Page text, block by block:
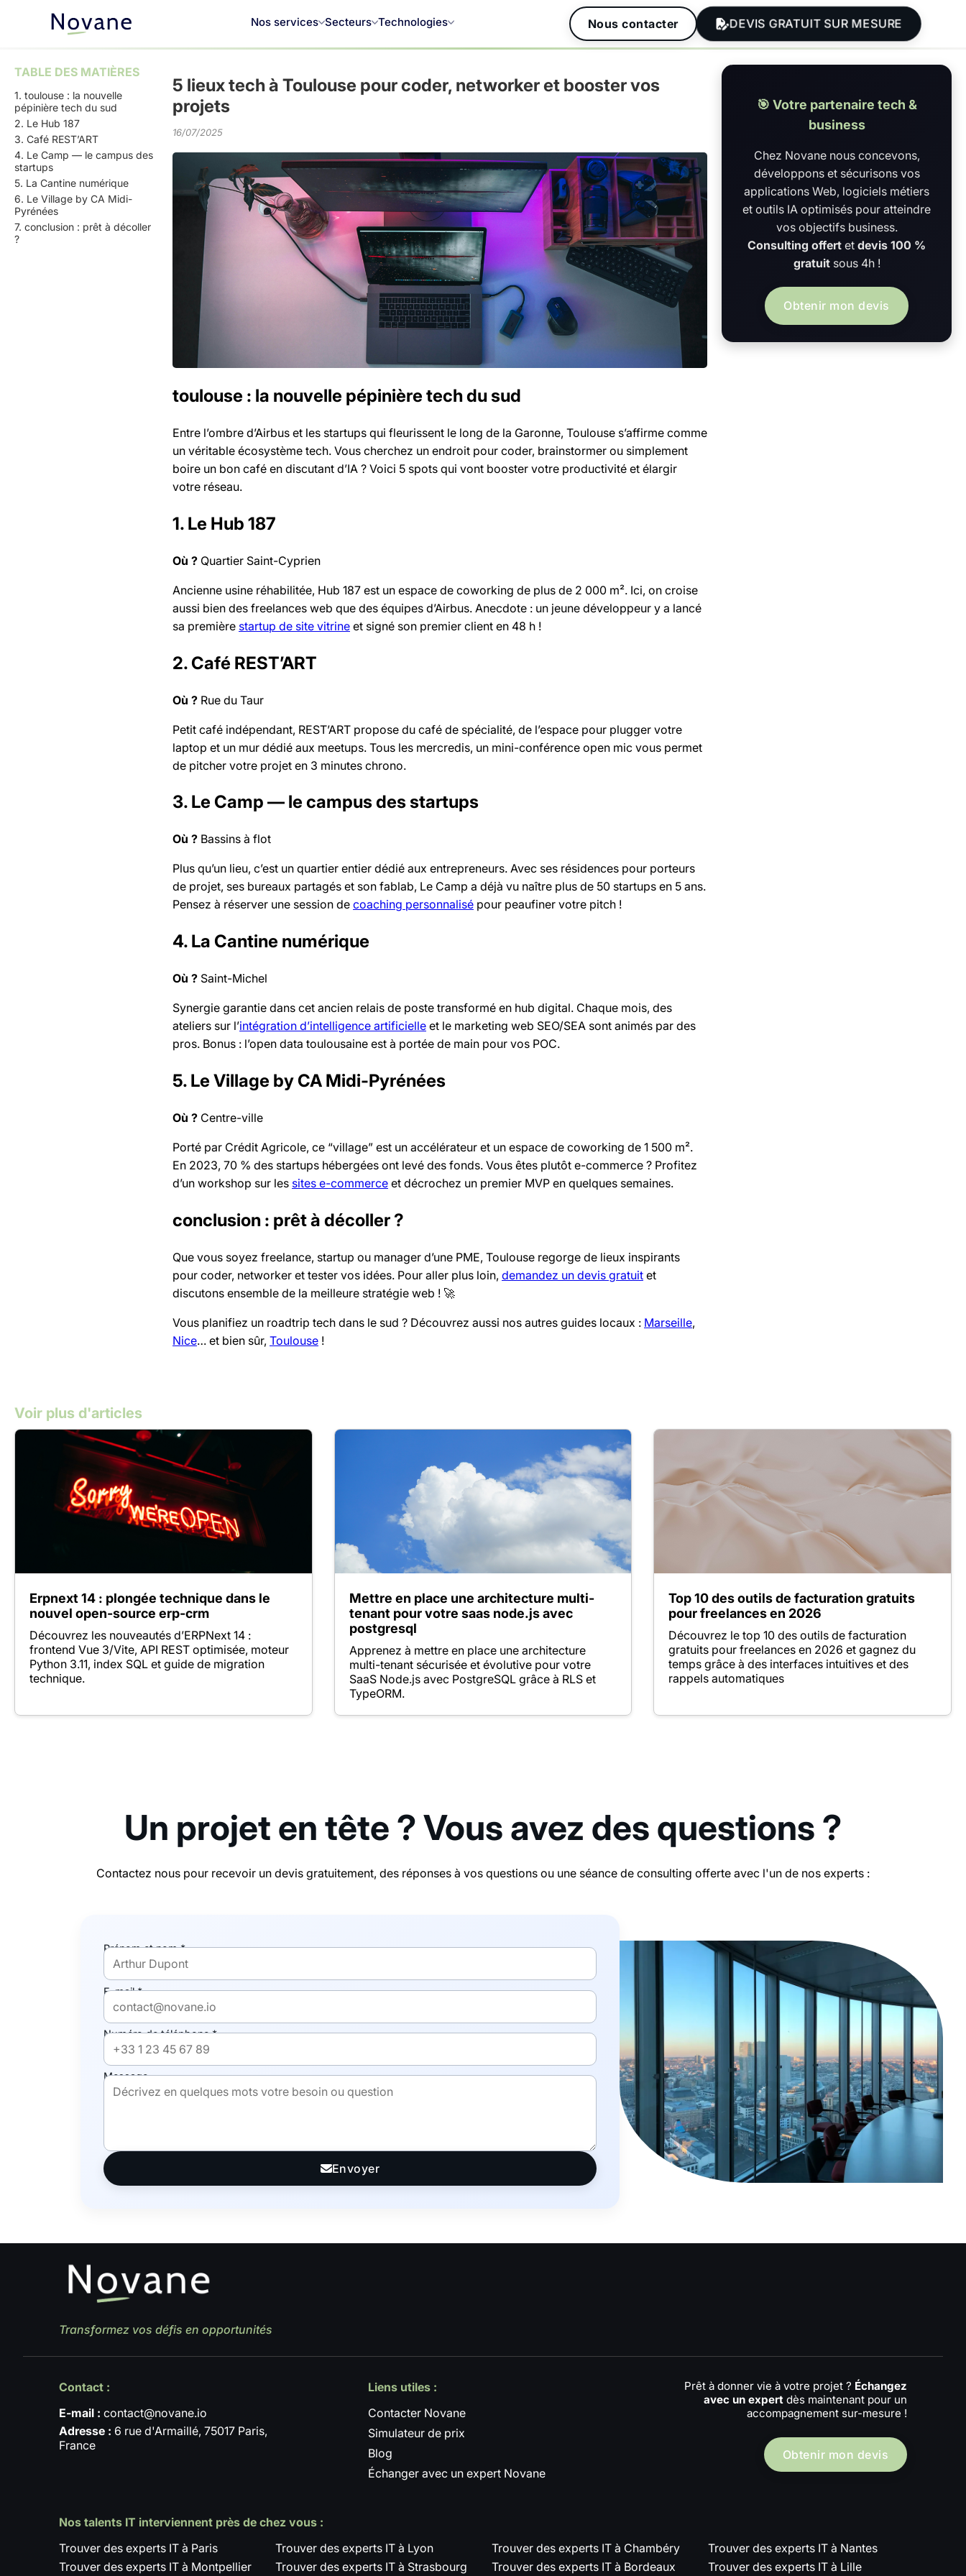
Nos services Secteurs Technologies Nous contacter DEVIS GRATUIT SUR MESURE
TABLE DES MATIÈRES
1. toulouse : la nouvelle
pépinière tech du sud
2. Le Hub 187
3. Café REST’ART
4. Le Camp — le campus des
startups
5. La Cantine numérique
6. Le Village by CA Midi-
Pyrénées
7. conclusion : prêt à décoller
?
5 lieux tech à Toulouse pour coder, networker et booster vos
projets
16/07/2025
toulouse : la nouvelle pépinière tech du sud
Entre l’ombre d’Airbus et les startups qui fleurissent le long de la Garonne, Toulouse s’affirme comme
un véritable écosystème tech. Vous cherchez un endroit pour coder, brainstormer ou simplement
boire un bon café en discutant d’IA ? Voici 5 spots qui vont booster votre productivité et élargir
votre réseau.
1. Le Hub 187
Où ? Quartier Saint-Cyprien
Ancienne usine réhabilitée, Hub 187 est un espace de coworking de plus de 2 000 m². Ici, on croise
aussi bien des freelances web que des équipes d’Airbus. Anecdote : un jeune développeur y a lancé
sa première startup de site vitrine et signé son premier client en 48 h !
2. Café REST’ART
Où ? Rue du Taur
Petit café indépendant, REST’ART propose du café de spécialité, de l’espace pour plugger votre
laptop et un mur dédié aux meetups. Tous les mercredis, un mini-conférence open mic vous permet
de pitcher votre projet en 3 minutes chrono.
3. Le Camp — le campus des startups
Où ? Bassins à flot
Plus qu’un lieu, c’est un quartier entier dédié aux entrepreneurs. Avec ses résidences pour porteurs
de projet, ses bureaux partagés et son fablab, Le Camp a déjà vu naître plus de 50 startups en 5 ans.
Pensez à réserver une session de coaching personnalisé pour peaufiner votre pitch !
4. La Cantine numérique
Où ? Saint-Michel
Synergie garantie dans cet ancien relais de poste transformé en hub digital. Chaque mois, des
ateliers sur l’intégration d’intelligence artificielle et le marketing web SEO/SEA sont animés par des
pros. Bonus : l’open data toulousaine est à portée de main pour vos POC.
5. Le Village by CA Midi-Pyrénées
Où ? Centre-ville
Porté par Crédit Agricole, ce “village” est un accélérateur et un espace de coworking de 1 500 m².
En 2023, 70 % des startups hébergées ont levé des fonds. Vous êtes plutôt e-commerce ? Profitez
d’un workshop sur les sites e-commerce et décrochez un premier MVP en quelques semaines.
conclusion : prêt à décoller ?
Que vous soyez freelance, startup ou manager d’une PME, Toulouse regorge de lieux inspirants
pour coder, networker et tester vos idées. Pour aller plus loin, demandez un devis gratuit et
discutons ensemble de la meilleure stratégie web ! 🚀
Vous planifiez un roadtrip tech dans le sud ? Découvrez aussi nos autres guides locaux : Marseille,
Nice… et bien sûr, Toulouse !
🎯 Votre partenaire tech &
business
Chez Novane nous concevons,
développons et sécurisons vos
applications Web, logiciels métiers
et outils IA optimisés pour atteindre
vos objectifs business.
Consulting offert et devis 100 %
gratuitsous 4h !
Obtenir mon devis
Voir plus d'articles
Erpnext 14 : plongée technique dans le
nouvel open-source erp-crm
Découvrez les nouveautés d’ERPNext 14 :
frontend Vue 3/Vite, API REST optimisée, moteur
Python 3.11, index SQL et guide de migration
technique.
Mettre en place une architecture multi-
tenant pour votre saas node.js avec
postgresql
Apprenez à mettre en place une architecture
multi-tenant sécurisée et évolutive pour votre
SaaS Node.js avec PostgreSQL grâce à RLS et
TypeORM.
Top 10 des outils de facturation gratuits
pour freelances en 2026
Découvrez le top 10 des outils de facturation
gratuits pour freelances en 2026 et gagnez du
temps grâce à des interfaces intuitives et des
rappels automatiques
Un projet en tête ? Vous avez des questions ?
Contactez nous pour recevoir un devis gratuitement, des réponses à vos questions ou une séance de consulting offerte avec l'un de nos experts :
Prénom et nom *
E-mail *
Numéro de téléphone *
Message
Envoyer
Transformez vos défis en opportunités
Contact :
E-mail : contact@novane.io
Adresse : 6 rue d'Armaillé, 75017 Paris,
France
Liens utiles :
Contacter Novane
Simulateur de prix
Blog
Échanger avec un expert Novane
Prêt à donner vie à votre projet ? Échangez
avec un expert dès maintenant pour un
accompagnement sur-mesure !
Obtenir mon devis
Nos talents IT interviennent près de chez vous :
Trouver des experts IT à Paris
Trouver des experts IT à Lyon Trouver des experts IT à Chambéry
Trouver des experts IT à Nantes
Trouver des experts IT à Montpellier
Trouver des experts IT à Strasbourg Trouver des experts IT à Bordeaux Trouver des experts IT à Lille